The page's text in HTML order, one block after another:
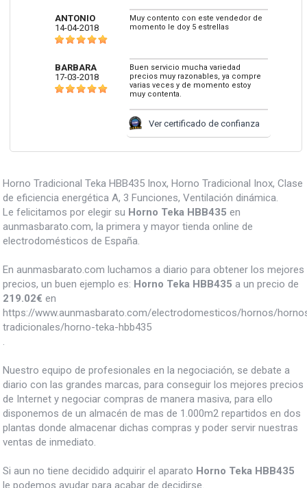
ANTONIO
14-04-2018
Muy contento con este vendedor de
momento le doy 5 estrellas
BARBARA
17-03-2018
Buen servicio mucha variedad
precios muy razonables, ya compre
varias veces y de momento estoy
muy contenta.
Ver certificado de confianza
Horno Tradicional Teka HBB435 Inox, Horno Tradicional Inox, Clase
de eficiencia energética A, 3 Funciones, Ventilación dinámica.
Le felicitamos por elegir su Horno Teka HBB435 en
aunmasbarato.com, la primera y mayor tienda online de
electrodomésticos de España.
En aunmasbarato.com luchamos a diario para obtener los mejores
precios, un buen ejemplo es: Horno Teka HBB435 a un precio de
219.02€ en
https://www.aunmasbarato.com/electrodomesticos/hornos/
tradicionales/horno-teka-hbb435
.
Nuestro equipo de profesionales en la negociación, se debate a
diario con las grandes marcas, para conseguir los mejores precios
de Internet y negociar compras de manera masiva, para ello
disponemos de un almacén de mas de 1.000m2 repartidos en dos
plantas donde almacenar dichas compras y poder servir nuestras
ventas de inmediato.
Si aun no tiene decidido adquirir el aparato Horno Teka HBB435